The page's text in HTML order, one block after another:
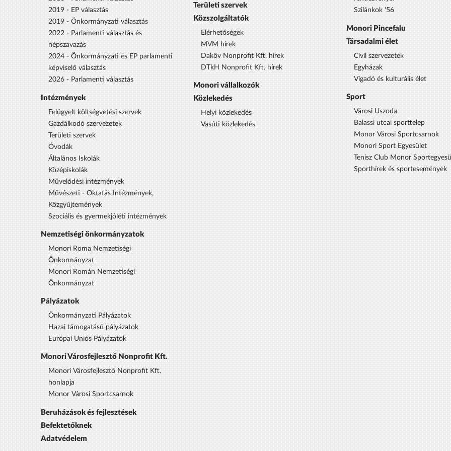
2019 - EP választás
2019 - Önkormányzati választás
2022 - Parlamenti választás és
népszavazás
2024 - Önkormányzati és EP parlamenti
képviselő választás
2026 - Parlamenti választás
Intézmények
Felügyelt költségvetési szervek
Gazdálkodó szervezetek
Területi szervek
Óvodák
Általános Iskolák
Középiskolák
Művelődési intézmények
Művészeti - Oktatás Intézmények,
Közgyűjtemények
Szociális és gyermekjóléti intézmények
Nemzetiségi önkormányzatok
Monori Roma Nemzetiségi
Önkormányzat
Monori Román Nemzetiségi
Önkormányzat
Pályázatok
Önkormányzati Pályázatok
Hazai támogatású pályázatok
Európai Uniós Pályázatok
Monori Városfejlesztő Nonprofit Kft.
Monori Városfejlesztő Nonprofit Kft.
honlapja
Monor Városi Sportcsarnok
Beruházások és fejlesztések
Befektetőknek
Adatvédelem
Területi szervek
Közszolgáltatók
Elérhetőségek
MVM hírek
Daköv Nonprofit Kft. hírek
DTkH Nonprofit Kft. hírek
Monori vállalkozók
Közlekedés
Helyi közlekedés
Vasúti közlekedés
Szilánkok '56
Monori Pincefalu
Társadalmi élet
Civil szervezetek
Egyházak
Vigadó és kulturális élet
Sport
Városi Uszoda
Balassi utcai sporttelep
Monor Városi Sportcsarnok
Monori Sport Egyesület
Tenisz Club Monor
Sporthírek és sportesemények